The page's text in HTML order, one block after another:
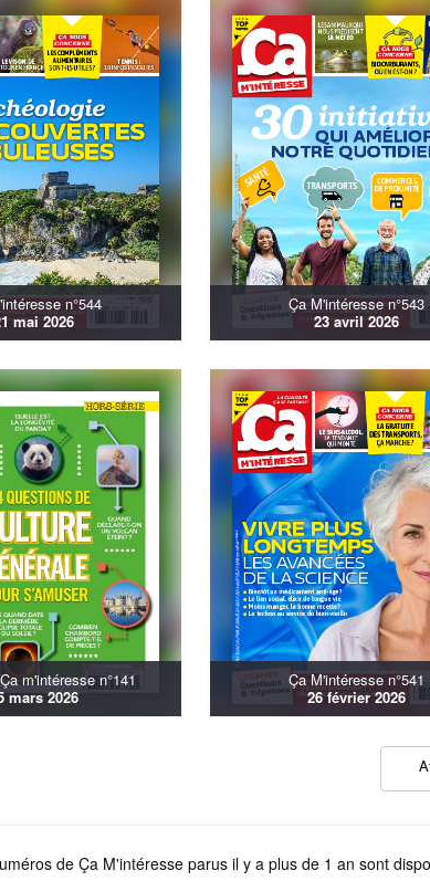
n°544
mai 2026
Ça M'intéresse n°543
23 avril 2026
m'intéresse n°141
mars 2026
Ça M'intéresse n°541
26 février 2026
de Ça M'intéresse parus il y a plus de 1 an sont